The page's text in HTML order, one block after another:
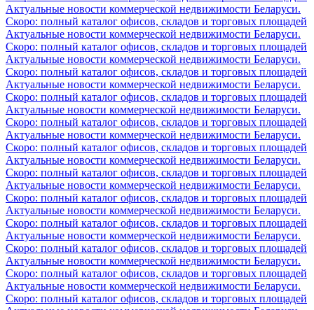
Актуальные новости коммерческой недвижимости Беларуси.
Скоро: полный каталог офисов, складов и торговых площадей
Актуальные новости коммерческой недвижимости Беларуси.
Скоро: полный каталог офисов, складов и торговых площадей
Актуальные новости коммерческой недвижимости Беларуси.
Скоро: полный каталог офисов, складов и торговых площадей
Актуальные новости коммерческой недвижимости Беларуси.
Скоро: полный каталог офисов, складов и торговых площадей
Актуальные новости коммерческой недвижимости Беларуси.
Скоро: полный каталог офисов, складов и торговых площадей
Актуальные новости коммерческой недвижимости Беларуси.
Скоро: полный каталог офисов, складов и торговых площадей
Актуальные новости коммерческой недвижимости Беларуси.
Скоро: полный каталог офисов, складов и торговых площадей
Актуальные новости коммерческой недвижимости Беларуси.
Скоро: полный каталог офисов, складов и торговых площадей
Актуальные новости коммерческой недвижимости Беларуси.
Скоро: полный каталог офисов, складов и торговых площадей
Актуальные новости коммерческой недвижимости Беларуси.
Скоро: полный каталог офисов, складов и торговых площадей
Актуальные новости коммерческой недвижимости Беларуси.
Скоро: полный каталог офисов, складов и торговых площадей
Актуальные новости коммерческой недвижимости Беларуси.
Скоро: полный каталог офисов, складов и торговых площадей